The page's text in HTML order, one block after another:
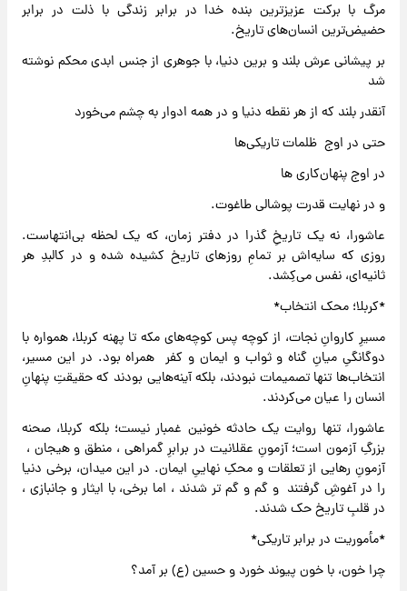
مرگ با برکت عزیزترین بنده خدا در برابر زندگی با ذلت در برابر
حضیض‌ترین انسان‌های تاریخ.
بر پیشانی عرش بلند و برین دنیا، با جوهری از جنس ابدی محکم نوشته
شد
آنقدر بلند که از هر نقطه دنیا و در همه ادوار به چشم می‌خورد
حتی در اوج ظلمات تاریکی‌ها
در اوج پنهان‌کاری ها
و در نهایت قدرت پوشالی طاغوت.
عاشورا، نه یک تاریخِ گذرا در دفتر زمان، که یک لحظه‌ بی‌انتهاست.
روزی که سایه‌اش بر تمامِ روزهای تاریخ کشیده شده و در کالبدِ هر
ثانیه‌ای، نفس می‌کِشد.
*کربلا؛ محک انتخاب*
مسیرِ کاروانِ نجات، از کوچه‌‌ پس‌ کوچه‌های مکه تا پهنه‌ کربلا، همواره با
دوگانگیِ میانِ گناه و ثواب و ایمان و کفر همراه بود. در این مسیر،
انتخاب‌ها تنها تصمیمات نبودند، بلکه آینه‌هایی بودند که حقیقتِ پنهانِ
انسان را عیان می‌کردند.
عاشورا، تنها روایت یک حادثه‌ خونین غمبار نیست؛ بلکه کربلا، صحنه‌
بزرگِ آزمون است؛ آزمونِ عقلانیت در برابرِ گمراهی ، منطق و هیجان ،
آزمونِ رهایی از تعلقات و محکِ نهاییِ ایمان. در این میدان، برخی دنیا
را در آغوشِ گرفتند و گم و گم تر شدند ، اما برخی، با ایثار و جانبازی ،
در قلبِ تاریخ حک شدند.
*مأموریت در برابر تاریکی*
چرا خون، با خون پیوند خورد و حسین (ع) بر آمد؟